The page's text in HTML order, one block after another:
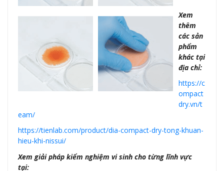
Xem
thêm
các sản
phẩm
khác tại
địa chỉ:
https://c
ompact
dry.vn/t
eam/
https://tienlab.com/product/dia-compact-dry-tong-khuan-
hieu-khi-nissui/
Xem giải pháp kiểm nghiệm vi sinh cho từng lĩnh vực
tại: